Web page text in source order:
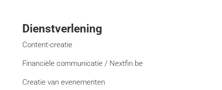
Dienstverlening
Content-creatie
Financiële communicatie / Nextfin.be
Creatie van evenementen